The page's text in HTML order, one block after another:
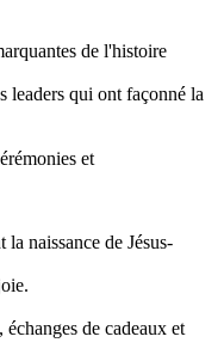
de l'histoire
leaders qui ont façonné la
et
naissance de Jésus-
de cadeaux et